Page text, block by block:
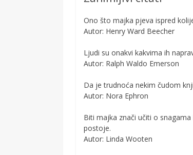
Ono što majka pjeva ispred
Autor: Henry Ward Beecher
Ljudi su onakvi kakvima ih
Autor: Ralph Waldo Emerson
Da je trudnoća nekim čudom
Autor: Nora Ephron
Biti majka znači učiti o
postoje.
Autor: Linda Wooten